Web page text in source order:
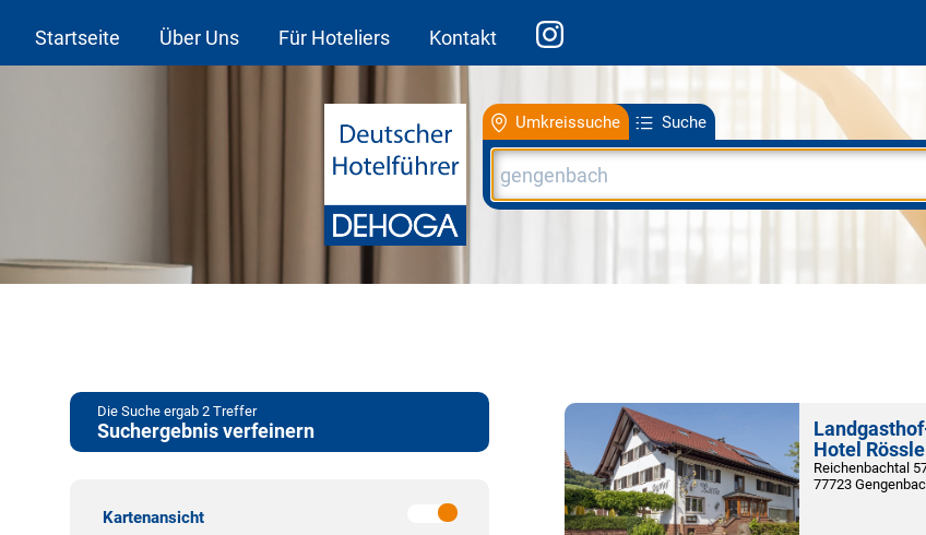
Startseite Über Uns Für Hoteliers Kontakt
Umkreissuche Suche
Hotel Rössle
Reichenbachtal
77723
Die Suche ergab 2 Treffer
Suchergebnis verfeinern
Kartenansicht